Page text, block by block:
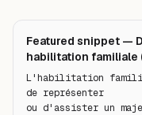
Featured snippet —
habilitation familiale
L'habilitation
de représenter
ou d'assister un